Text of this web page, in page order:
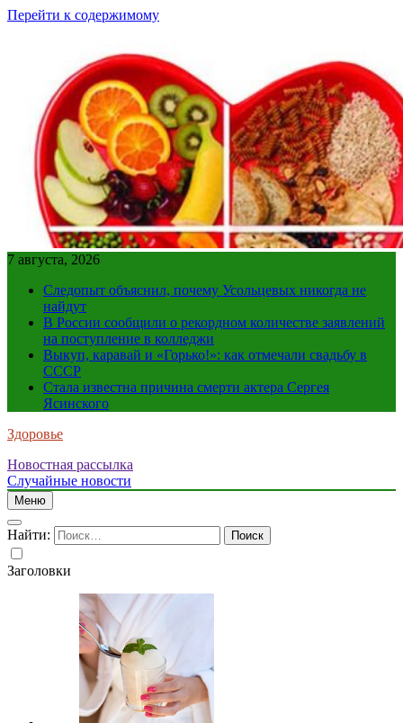
Перейти к содержимому
7 августа, 2026
Следопыт объяснил, почему Усольцевых никогда не
найдут
В России сообщили о рекордном количестве заявлений
на поступление в колледжи
Выкуп, каравай и «Горько!»: как отмечали свадьбу в
СССР
Стала известна причина смерти актера Сергея
Ясинского
Здоровье
Новостная рассылка
Случайные новости
Меню
Найти:
Заголовки